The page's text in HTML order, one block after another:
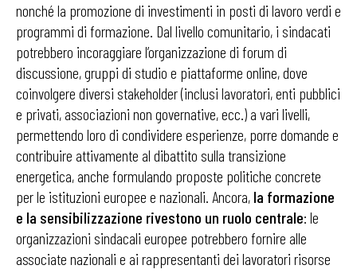
nonché la promozione di investimenti in posti di lavoro verdi e
programmi di formazione. Dal livello comunitario, i sindacati
potrebbero incoraggiare l’organizzazione di forum di
discussione, gruppi di studio e piattaforme online, dove
coinvolgere diversi stakeholder (inclusi lavoratori, enti pubblici
e privati, associazioni non governative, ecc.) a vari livelli,
permettendo loro di condividere esperienze, porre domande e
contribuire attivamente al dibattito sulla transizione
energetica, anche formulando proposte politiche concrete
per le istituzioni europee e nazionali. Ancora, la formazione
e la sensibilizzazione rivestono un ruolo centrale: le
organizzazioni sindacali europee potrebbero fornire alle
associate nazionali e ai rappresentanti dei lavoratori risorse